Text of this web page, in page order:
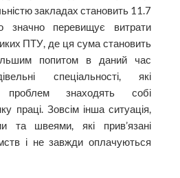
закладах становить 11.7
перевищує витрати
ПТУ, де ця сума становить
попитом в даний час
спеціальності, які
проблем знаходять собі
праці. Зовсім інша ситуація,
та швеями, які прив’язані
і не завжди оплачуються